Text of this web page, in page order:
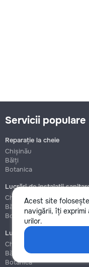
Acest site folosește
navigării, îți
urilor.
Servicii populare
Reparație la cheie
Chișinău
Bălți
Botanica
Lucrări de instalații
Chișinău
Bălți
Botanica
Lucrări de construcție și
Chișinău
Bălți
Botanica